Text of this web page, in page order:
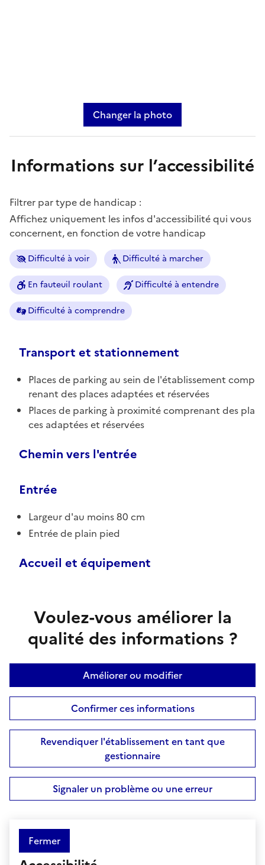
Changer la photo
Informations sur l’accessibilité
Filtrer par type de handicap :
Affichez uniquement les infos d'accessibilité qui vous
concernent, en fonction de votre handicap
Difficulté à voir Difficulté à marcher
En fauteuil roulant Difficulté à entendre
Difficulté à comprendre
Transport et stationnement
Places de parking au sein de l'établissement comp
renant des places adaptées et réservées
Places de parking à proximité comprenant des pla
ces adaptées et réservées
Chemin vers l'entrée
Entrée
Largeur d'au moins 80 cm
Entrée de plain pied
Accueil et équipement
Voulez-vous améliorer la
qualité des informations ?
Améliorer ou modifier
Confirmer ces informations
Revendiquer l'établissement en tant que
gestionnaire
Signaler un problème ou une erreur
Fermer